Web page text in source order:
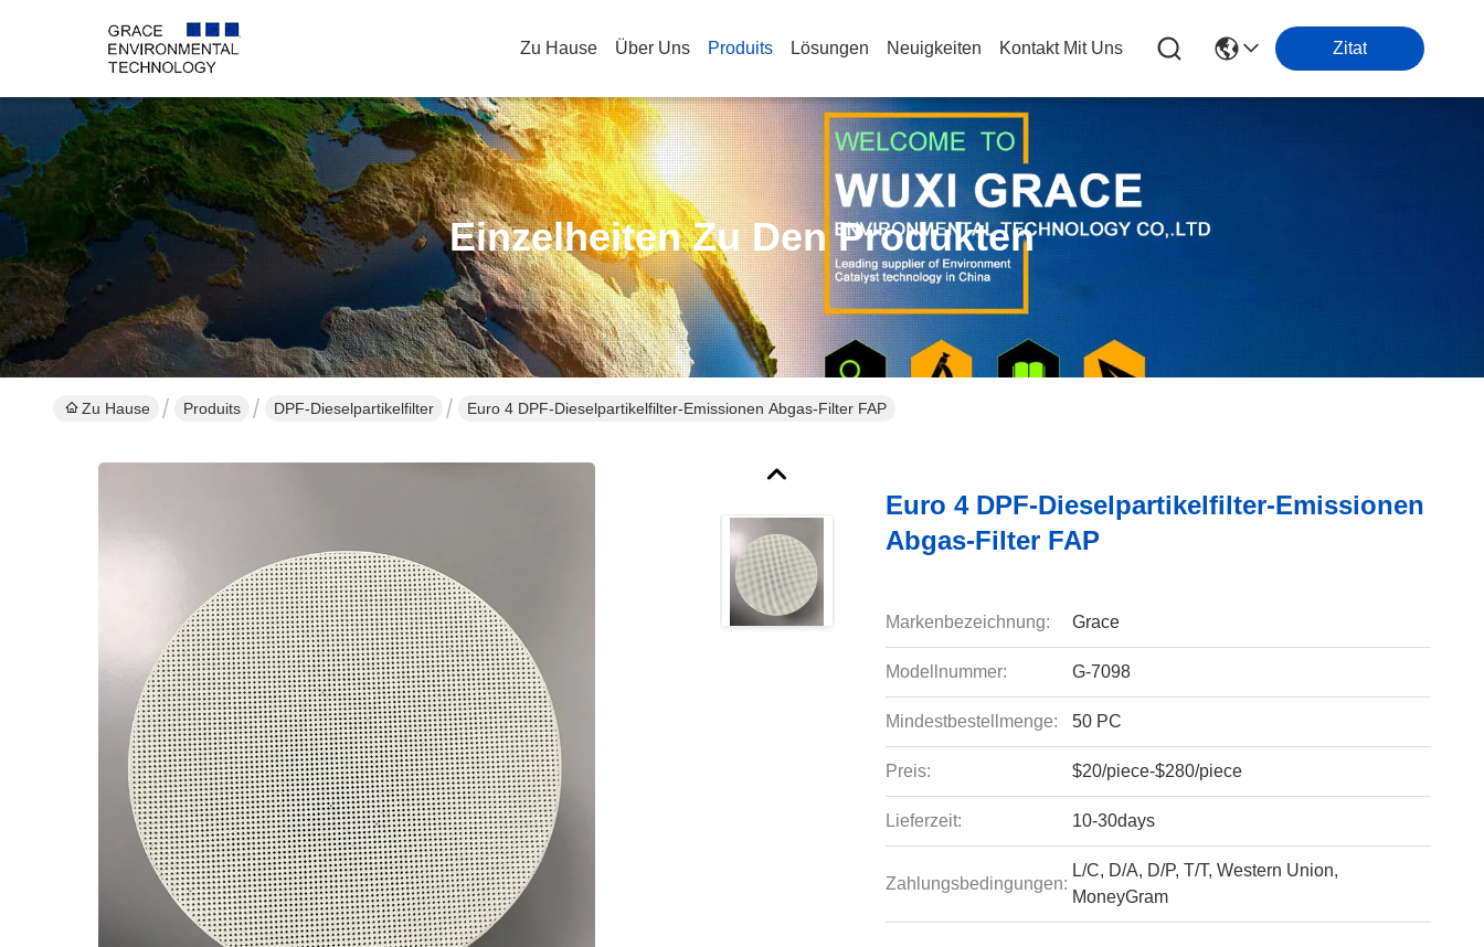
Zu Hause Über Uns Produits Lösungen Neuigkeiten Kontakt Mit Uns Zitat
Einzelheiten Zu Den Produkten
Zu Hause Produits DPF-Dieselpartikelfilter Euro 4 DPF-Dieselpartikelfilter-Emissionen Abgas-Filter FAP
Euro 4 DPF-Dieselpartikelfilter-Emissionen
Abgas-Filter FAP
Markenbezeichnung: Grace
Modellnummer: G-7098
Mindestbestellmenge: 50 PC
Preis: $20/piece-$280/piece
Lieferzeit: 10-30days
Zahlungsbedingungen:
L/C, D/A, D/P, T/T, Western Union,
MoneyGram